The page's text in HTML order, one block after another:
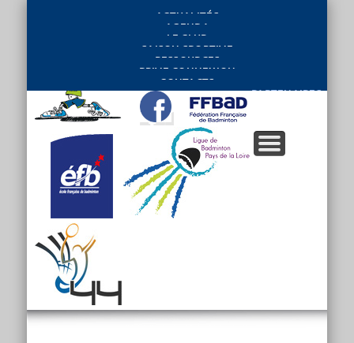
ACTUALITÉS
AGENDA
LE CLUB
SAISON SPORTIVE
RESSOURCES
PRIVE CONNEXION
CONTACTS
PARTENAIRES